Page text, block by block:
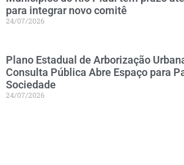
para integrar novo comitê
24/07/2026
Plano Estadual de Arborização
Consulta Pública Abre Espaço para
Sociedade
24/07/2026